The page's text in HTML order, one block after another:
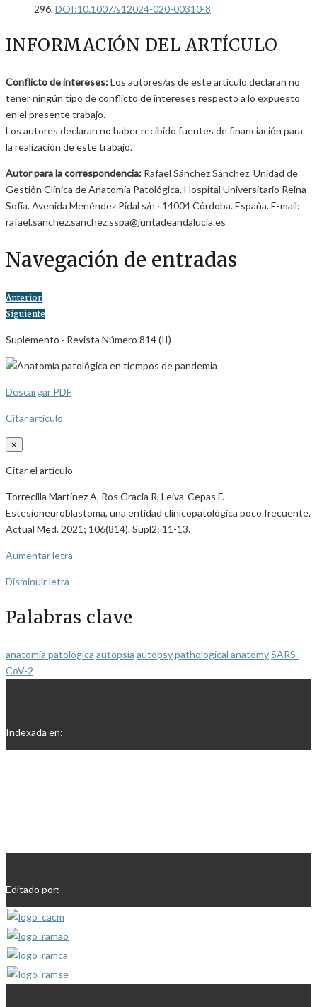
296.DOI:10.1007/s12024-020-00310-8
INFORMACIÓN DEL ARTÍCULO
Conflicto de intereses:Los autores/as de este artículo declaran no
tener ningún tipo de conflicto de intereses respecto a lo expuesto
en el presente trabajo.
Los autores declaran no haber recibido fuentes de financiación para
la realización de este trabajo.
Autor para la correspondencia: Rafael Sánchez Sánchez. Unidad de
Gestión Clínica de Anatomía Patológica. Hospital Universitario Reina
Sofía. Avenida Menéndez Pidal s/n · 14004 Córdoba. España. E-mail:
rafael.sanchez.sanchez.sspa@juntadeandalucia.es
Navegación de entradas
Anterior
Siguiente
Suplemento · Revista Número 814 (II)
Descargar PDF
Citar artículo
×
Citar el artículo
Torrecilla Martínez A, Ros Gracia R, Leiva-Cepas F.
Estesioneuroblastoma, una entidad clínicopatológica poco frecuente.
Actual Med. 2021; 106(814). Supl2: 11-13.
Aumentar letra
Disminuir letra
Palabras clave
anatomía patológica autopsia autopsypathological anatomySARS-
CoV-2
Indexada en:
Editado por: